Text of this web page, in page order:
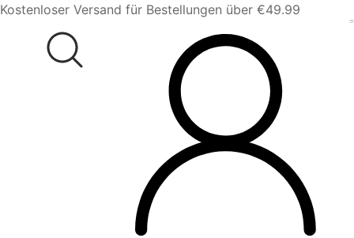
Kostenloser Versand für Bestellungen über €49.99